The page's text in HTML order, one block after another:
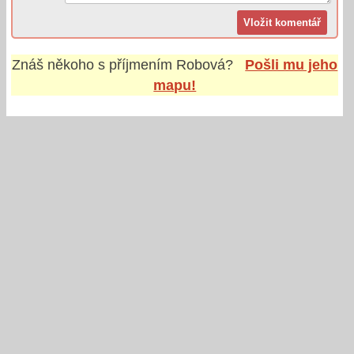
Znáš někoho s příjmením Robová?
Pošli mu jeho
mapu!